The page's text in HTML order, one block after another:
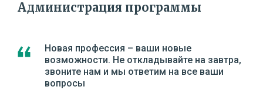
Администрация программы
Новая профессия – ваши новые
возможности. Не откладывайте на завтра,
звоните нам и мы ответим на все ваши
вопросы